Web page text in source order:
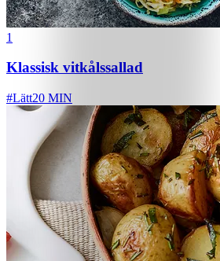
1
Klassisk vitkålssallad
#Lätt20 MIN